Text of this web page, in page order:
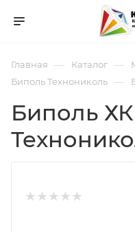
Главная — Каталог —
Биполь Технониколь —
Биполь